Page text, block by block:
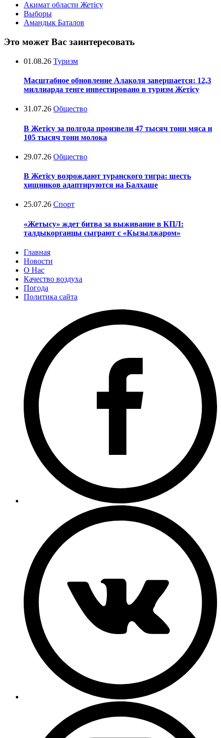
Акимат области Жетісу
Выборы
Амандык Баталов
Это может Вас заинтересовать
01.08.26 Туризм
Масштабное обновление Алаколя завершается: 12,3
миллиарда тенге инвестировано в туризм Жетісу
31.07.26 Общество
В Жетісу за полгода произвели 47 тысяч тонн мяса и
105 тысяч тонн молока
29.07.26 Общество
В Жетісу возрождают туранского тигра: шесть
хищников адаптируются на Балхаше
25.07.26 Спорт
«Жетысу» ждет битва за выживание в КПЛ:
талдыкорганцы сыграют с «Кызылжаром»
Главная
Новости
О Нас
Качество воздуха
Погода
Политика сайта